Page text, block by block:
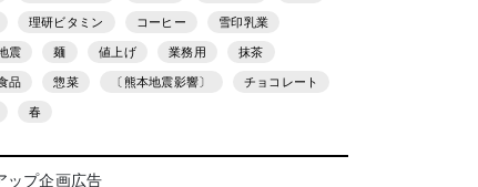
理研ビタミン コーヒー 雪印乳業
震 麺 値上げ 業務用 抹茶
品 惣菜 〔熊本地震影響〕 チョコレート
春
ップ企画広告